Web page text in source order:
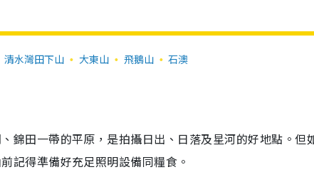
清水灣田下山 大東山 飛鵝山 石澳
錦田一帶的平原，是拍攝日出、日落及星河的好地點。但
記得準備好充足照明設備同糧食。